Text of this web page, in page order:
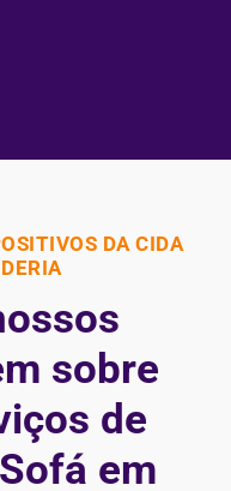
DA CIDA
sobre
de
em